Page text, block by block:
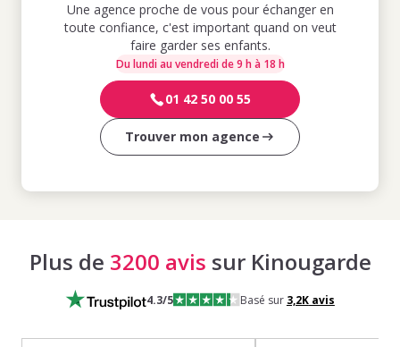
Une agence proche de vous pour échanger en
toute confiance, c'est important quand on veut
faire garder ses enfants.
Du lundi au vendredi de 9 h à 18 h
01 42 50 00 55
Trouver mon agence
Plus de 3200 avis sur Kinougarde
4.3/5 Basé sur 3,2Kavis